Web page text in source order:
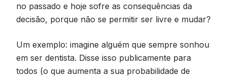
no passado e hoje sofre as consequências da
decisão, porque não se permitir ser livre e mudar?
Um exemplo: imagine alguém que sempre sonhou
em ser dentista. Disse isso publicamente para
todos (o que aumenta a sua probabilidade de